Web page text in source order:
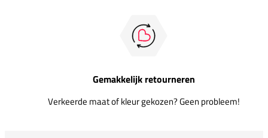
Gemakkelijk retourneren
Verkeerde maat of kleur gekozen? Geen probleem!